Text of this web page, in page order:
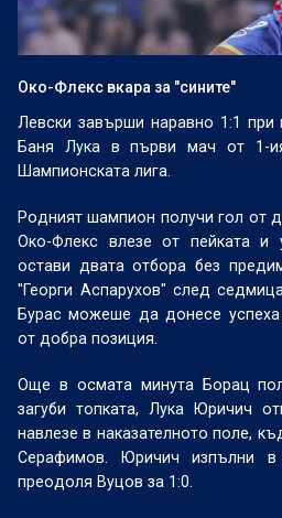
Око-Флекс вкара за "сините"
Левски завърши наравно 1:1 при
Баня Лука в първи мач от 1-
Шампионската лига.
Родният шампион получи гол от
Око-Флекс влезе от пейката и
остави двата отбора без
"Георги Аспарухов" след
Бурас можеше да донесе успеха
от добра позиция.
Още в осмата минута Борац
загуби топката, Лука Юричич
навлезе в наказателното поле,
Серафимов. Юричич изпълни
преодоля Вуцов за 1:0.